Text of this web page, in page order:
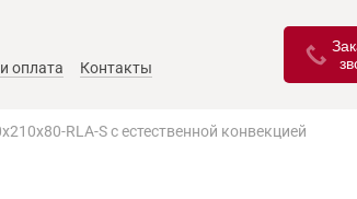
оплата Контакты
RLA-S с естественной конвекцией